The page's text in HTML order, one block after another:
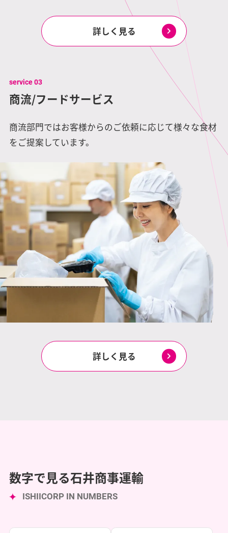
詳しく見る
service 03
商流/フードサービス
商流部門ではお客様からのご依頼に応じて様々な食材
をご提案しています。
詳しく見る
数字で見る石井商事運輸
ISHIICORP IN NUMBERS